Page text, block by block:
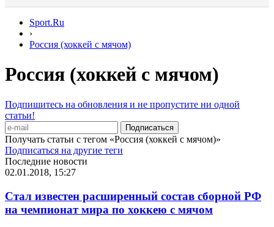
Sport.Ru
›
Россия (хоккей с мячом)
Россия (хоккей с мячом)
Подпишитесь на обновления и не пропустите ни одной
статьи!
Получать статьи с тегом «Россия (хоккей с мячом)»
Подписаться на другие теги
Последние новости
02.01.2018, 15:27
Стал известен расширенный состав сборной РФ
на чемпионат мира по хоккею с мячом